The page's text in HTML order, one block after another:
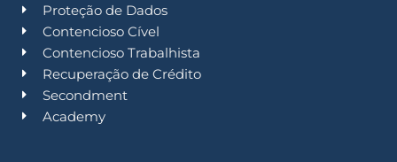
Proteção de Dados
Contencioso Cível
Contencioso Trabalhista
Recuperação de Crédito
Secondment
Academy